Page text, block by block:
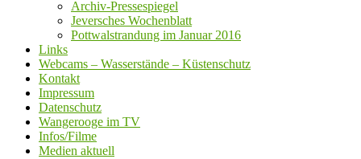
Archiv-Pressespiegel
Jeversches Wochenblatt
Pottwalstrandung im Januar 2016
Links
Webcams – Wasserstände – Küstenschutz
Kontakt
Impressum
Datenschutz
Wangerooge im TV
Infos/Filme
Medien aktuell